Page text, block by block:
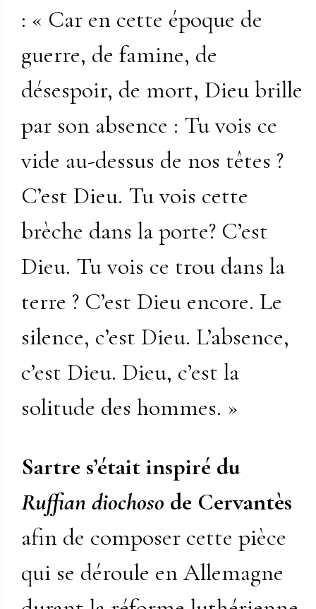
: « Car en cette époque de
guerre, de famine, de
désespoir, de mort, Dieu brille
par son absence : Tu vois ce
vide au-dessus de nos têtes ?
C’est Dieu. Tu vois cette
brèche dans la porte? C’est
Dieu. Tu vois ce trou dans la
terre ? C’est Dieu encore. Le
silence, c’est Dieu. L’absence,
c’est Dieu. Dieu, c’est la
solitude des hommes. »
Sartre s’était inspiré du
Ruffian diochoso de Cervantès
afin de composer cette pièce
qui se déroule en Allemagne